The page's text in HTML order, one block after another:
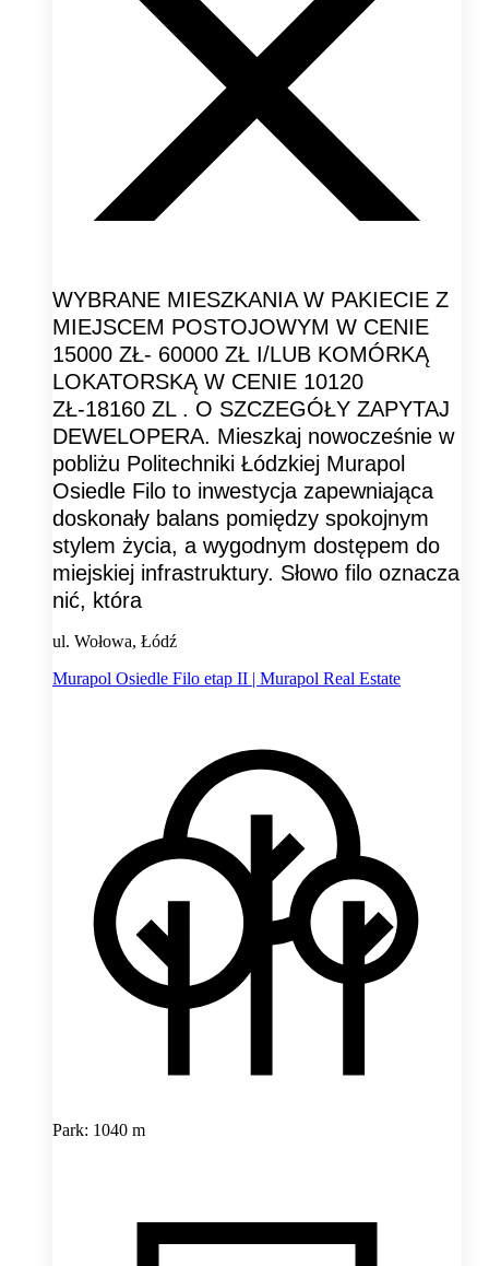
WYBRANE MIESZKANIA W PAKIECIE Z
MIEJSCEM POSTOJOWYM W CENIE
15000 ZŁ- 60000 ZŁ I/LUB KOMÓRKĄ
LOKATORSKĄ W CENIE 10120
ZŁ-18160 ZL . O SZCZEGÓŁY ZAPYTAJ
DEWELOPERA. Mieszkaj nowocześnie w
pobliżu Politechniki Łódzkiej Murapol
Osiedle Filo to inwestycja zapewniająca
doskonały balans pomiędzy spokojnym
stylem życia, a wygodnym dostępem do
miejskiej infrastruktury. Słowo filo oznacza
nić, która
ul. Wołowa, Łódź
Murapol Osiedle Filo etap II | Murapol Real Estate
Park: 1040 m